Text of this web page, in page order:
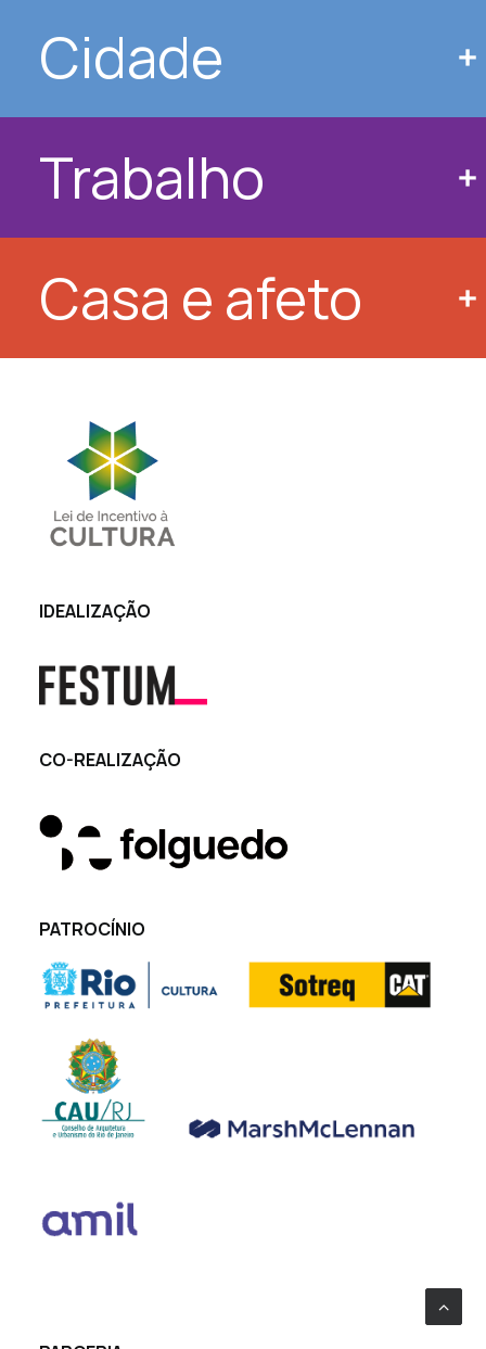
Cidade
Trabalho
Casa e afeto
IDEALIZAÇÃO
CO-REALIZAÇÃO
PATROCÍNIO